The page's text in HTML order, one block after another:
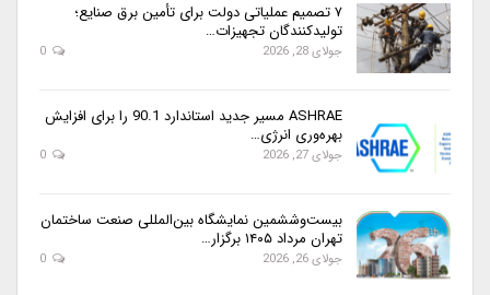
۷ تصمیم عملیاتی دولت برای تأمین برق صنایع؛
تولیدکنندگان تجهیزات…
جولای 28, 2026
ASHRAE مسیر جدید استاندارد 90.1 را برای افزایش
بهره‌وری انرژی…
جولای 27, 2026
بیست‌وششمین نمایشگاه بین‌المللی صنعت ساختمان
تهران مرداد ۱۴۰۵ برگزار…
جولای 26, 2026